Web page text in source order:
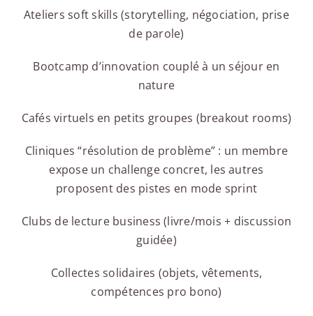
Ateliers soft skills (storytelling, négociation, prise
de parole)
Bootcamp d’innovation couplé à un séjour en
nature
Cafés virtuels en petits groupes (breakout rooms)
Cliniques “résolution de problème” : un membre
expose un challenge concret, les autres
proposent des pistes en mode sprint
Clubs de lecture business (livre/mois + discussion
guidée)
Collectes solidaires (objets, vêtements,
compétences pro bono)